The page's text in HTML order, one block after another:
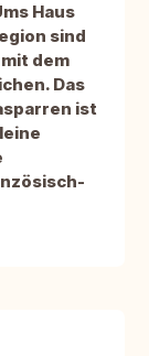
Haus
sind
dem
Das
ist